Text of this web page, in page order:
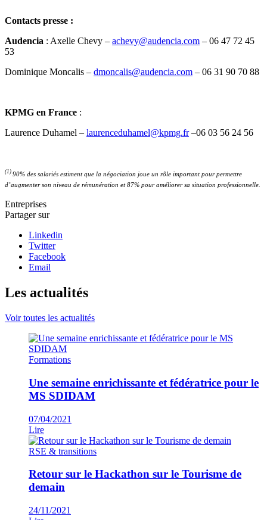
Contacts presse :
Audencia : Axelle Chevy – achevy@audencia.com – 06 47 72 45
53
Dominique Moncalis – dmoncalis@audencia.com – 06 31 90 70 88
KPMG en France :
Laurence Duhamel – laurenceduhamel@kpmg.fr–06 03 56 24 56
(1) 90% des salariés estiment que la négociation joue un rôle important pour permettre
d’augmenter son niveau de rémunération et 87% pour améliorer sa situation professionnelle.
Entreprises
Partager sur
Linkedin
Twitter
Facebook
Email
Les actualités
Voir toutes les actualités
Formations
Une semaine enrichissante et fédératrice pour le
MS SDIDAM
07/04/2021
Lire
RSE & transitions
Retour sur le Hackathon sur le Tourisme de
demain
24/11/2021